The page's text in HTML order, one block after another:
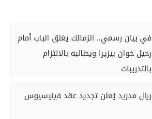
في بيان رسمي.. الزمالك يغلق الباب أمام
رحيل خوان بيزيرا ويطالبه بالالتزام
بالتدريبات
ريال مدريد يُعلن تجديد عقد فينيسيوس